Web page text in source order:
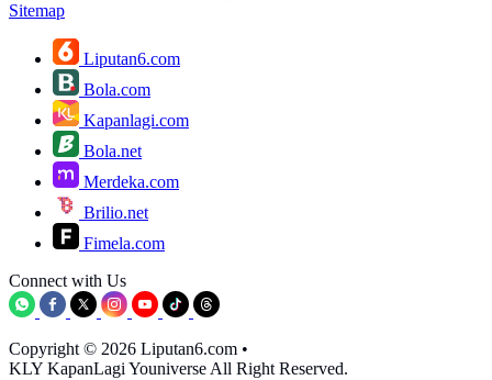
Sitemap
Liputan6.com
Bola.com
Kapanlagi.com
Bola.net
Merdeka.com
Brilio.net
Fimela.com
Connect with Us
Copyright © 2026 Liputan6.com •
KLY KapanLagi Youniverse All Right Reserved.